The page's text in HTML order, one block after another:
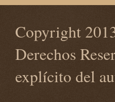
Copyright
Derechos
explícito del